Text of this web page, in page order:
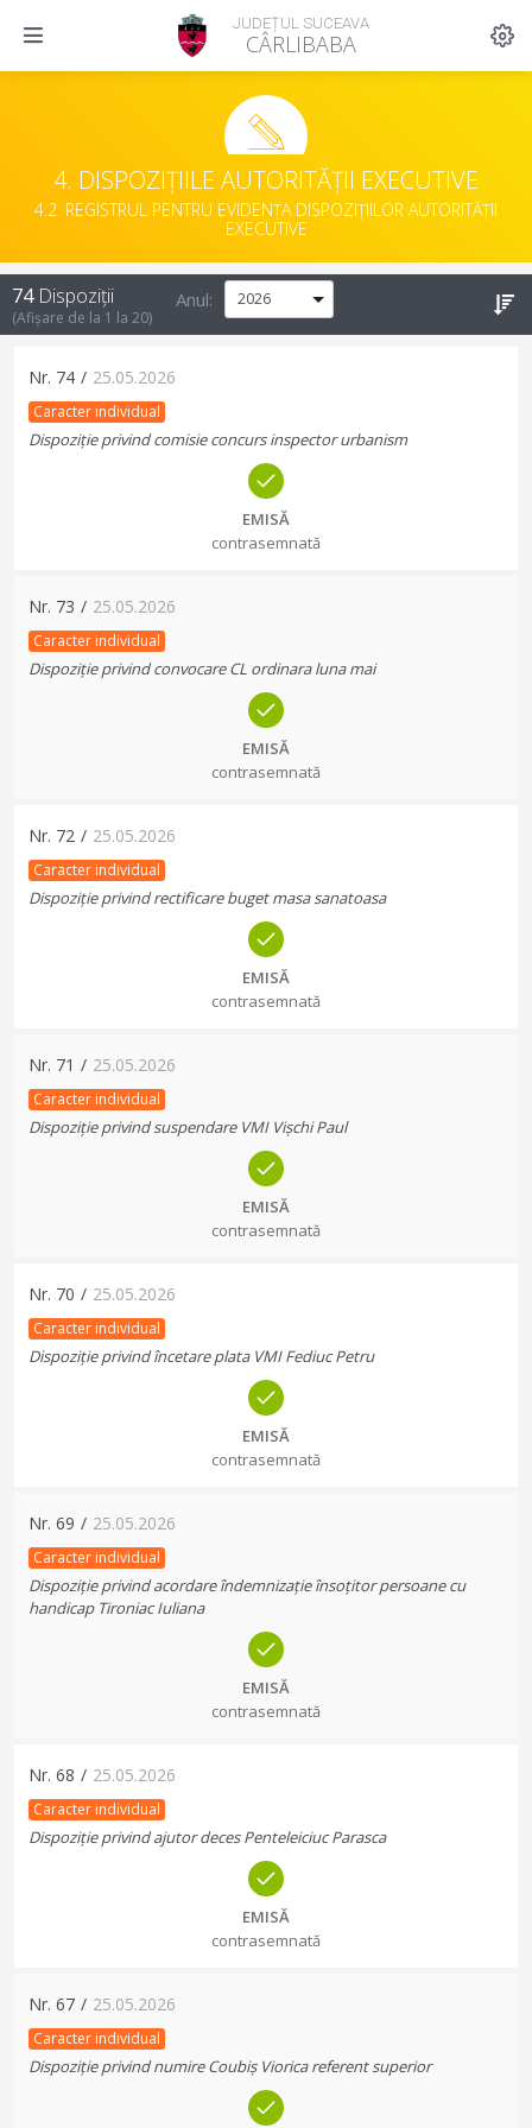
JUDEȚUL SUCEAVA
CÂRLIBABA
4. DISPOZIȚIILE AUTORITĂȚII EXECUTIVE
4.2. REGISTRUL PENTRU EVIDENȚA DISPOZIȚIILOR AUTORITĂȚII
EXECUTIVE
74 Dispoziții
(Afișare de la 1 la 20)
Anul:
Nr. 74 / 25.05.2026
Caracter individual
Dispoziție privind comisie concurs inspector urbanism
EMISĂ
contrasemnată
Nr. 73 / 25.05.2026
Caracter individual
Dispoziție privind convocare CL ordinara luna mai
EMISĂ
contrasemnată
Nr. 72 / 25.05.2026
Caracter individual
Dispoziție privind rectificare buget masa sanatoasa
EMISĂ
contrasemnată
Nr. 71 / 25.05.2026
Caracter individual
Dispoziție privind suspendare VMI Vișchi Paul
EMISĂ
contrasemnată
Nr. 70 / 25.05.2026
Caracter individual
Dispoziție privind încetare plata VMI Fediuc Petru
EMISĂ
contrasemnată
Nr. 69 / 25.05.2026
Caracter individual
Dispoziție privind acordare îndemnizație însoțitor persoane cu
handicap Tironiac Iuliana
EMISĂ
contrasemnată
Nr. 68 / 25.05.2026
Caracter individual
Dispoziție privind ajutor deces Penteleiciuc Parasca
EMISĂ
contrasemnată
Nr. 67 / 25.05.2026
Caracter individual
Dispoziție privind numire Coubiș Viorica referent superior